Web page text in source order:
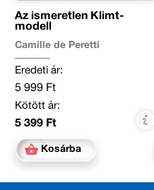
Az ismeretlen Klimt-
modell
Camille de Peretti
Eredeti ár:
5 999 Ft
Kötött ár:
5 399 Ft
Kosárba